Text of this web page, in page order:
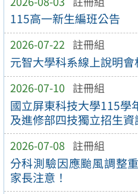
115高一新生編班公告
2026-07-22 註冊組
元智大學科系線上說明
2026-07-10 註冊組
國立屏東科技大學115學
及進修部四技獨立招生資
2026-07-08 註冊組
分科測驗因應颱風調整
家長注意！